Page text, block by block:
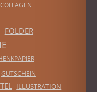
COLLAGEN
FOLDER
GUTSCHEIN
ILLUSTRATION